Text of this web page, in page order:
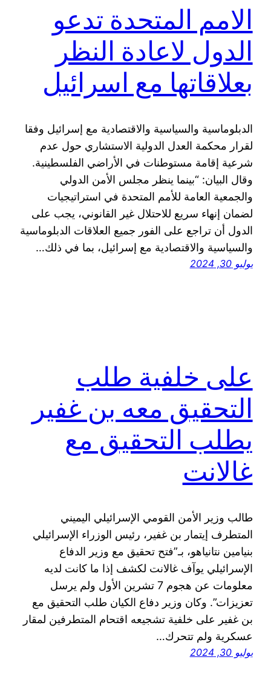
الامم المتحدة تدعو
الدول لاعادة النظر
بعلاقاتها مع اسرائيل
الدبلوماسية والسياسية والاقتصادية مع إسرائيل وفقا
لقرار محكمة العدل الدولية الاستشاري حول عدم
شرعية إقامة مستوطنات في الأراضي الفلسطينية.
وقال البيان: “بينما ينظر مجلس الأمن الدولي
والجمعية العامة للأمم المتحدة في استراتيجيات
لضمان إنهاء سريع للاحتلال غير القانوني، يجب على
الدول أن تراجع على الفور جميع العلاقات الدبلوماسية
والسياسية والاقتصادية مع إسرائيل، بما في ذلك…
يوليو 30, 2024
على خلفية طلب
التحقيق معه بن غفير
يطلب التحقيق مع
غالانت
طالب وزير الأمن القومي الإسرائيلي اليميني
المتطرف إيتمار بن غفير، رئيس الوزراء الإسرائيلي
بنيامين نتانياهو، بـ”فتح تحقيق مع وزير الدفاع
الإسرائيلي يوآف غالانت لكشف إذا ما كانت لديه
معلومات عن هجوم 7 تشرين الأول ولم يرسل
تعزيزات”. وكان وزير دفاع الكيان طلب التحقيق مع
بن غفير على خلفية تشجيعه اقتحام المتطرفين لمقار
عسكرية ولم تتحرك…
يوليو 30, 2024